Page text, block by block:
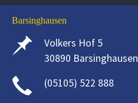
Barsinghausen
Volkers Hof 5
30890 Barsinghausen
(05105) 522 888